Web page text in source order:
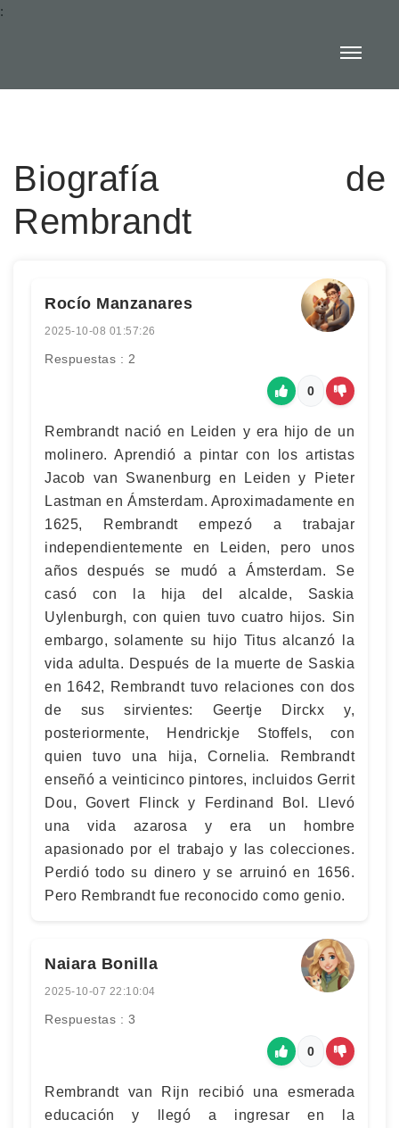
:
Biografía de
Rembrandt
Rocío Manzanares
2025-10-08 01:57:26
Respuestas : 2
0
Rembrandt nació en Leiden y era hijo de un
molinero. Aprendió a pintar con los artistas
Jacob van Swanenburg en Leiden y Pieter
Lastman en Ámsterdam. Aproximadamente en
1625, Rembrandt empezó a trabajar
independientemente en Leiden, pero unos
años después se mudó a Ámsterdam. Se
casó con la hija del alcalde, Saskia
Uylenburgh, con quien tuvo cuatro hijos. Sin
embargo, solamente su hijo Titus alcanzó la
vida adulta. Después de la muerte de Saskia
en 1642, Rembrandt tuvo relaciones con dos
de sus sirvientes: Geertje Dirckx y,
posteriormente, Hendrickje Stoffels, con
quien tuvo una hija, Cornelia. Rembrandt
enseñó a veinticinco pintores, incluidos Gerrit
Dou, Govert Flinck y Ferdinand Bol. Llevó
una vida azarosa y era un hombre
apasionado por el trabajo y las colecciones.
Perdió todo su dinero y se arruinó en 1656.
Pero Rembrandt fue reconocido como genio.
Naiara Bonilla
2025-10-07 22:10:04
Respuestas : 3
0
Rembrandt van Rijn recibió una esmerada
educación y llegó a ingresar en la